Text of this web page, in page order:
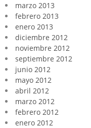
marzo 2013
febrero 2013
enero 2013
diciembre 2012
noviembre 2012
septiembre 2012
junio 2012
mayo 2012
abril 2012
marzo 2012
febrero 2012
enero 2012